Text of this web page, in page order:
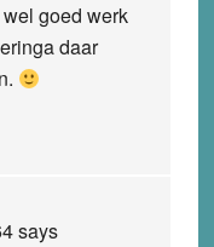
goed werk
daar
says